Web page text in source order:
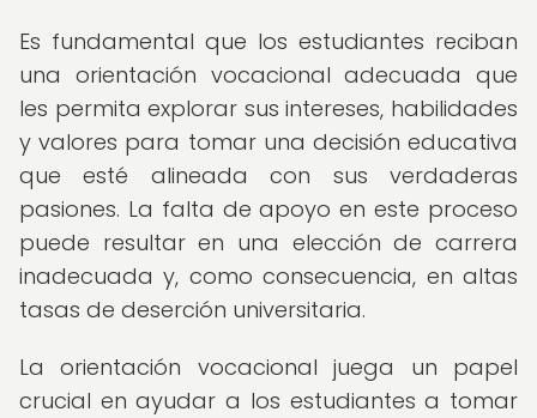
Es fundamental que los estudiantes reciban
una orientación vocacional adecuada que
les permita explorar sus intereses, habilidades
y valores para tomar una decisión educativa
que esté alineada con sus verdaderas
pasiones. La falta de apoyo en este proceso
puede resultar en una elección de carrera
inadecuada y, como consecuencia, en altas
tasas de deserción universitaria.
La orientación vocacional juega un papel
crucial en ayudar a los estudiantes a tomar